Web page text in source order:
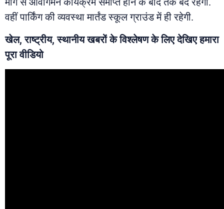
वहीं पार्किंग की व्यवस्था मार्तंड स्कूल ग्राउंड में ही रहेगी.
खेल, राष्ट्रीय, स्थानीय खबरों के विश्लेषण के लिए देखिए हमारा
पूरा वीडियो